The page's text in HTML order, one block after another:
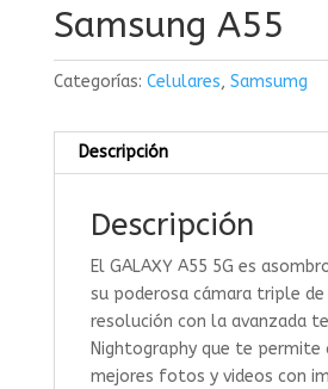
Samsung A55
Categorías: Celulares, Samsumg
Descripción
Descripción
El GALAXY A55 5G es
su poderosa cámara triple
resolución con la avanzada
Nightography que te permite
mejores fotos y videos con